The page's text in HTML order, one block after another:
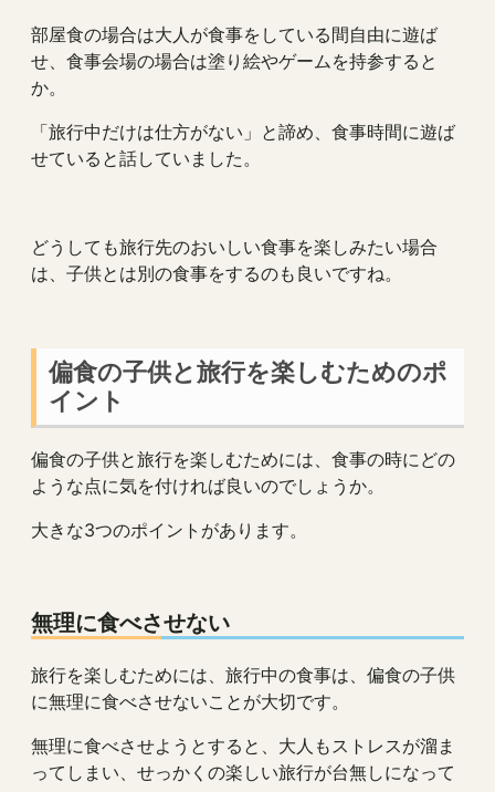
部屋食の場合は大人が食事をしている間自由に遊ば
せ、食事会場の場合は塗り絵やゲームを持参すると
か。
「旅行中だけは仕方がない」と諦め、食事時間に遊ば
せていると話していました。
どうしても旅行先のおいしい食事を楽しみたい場合
は、子供とは別の食事をするのも良いですね。
偏食の子供と旅行を楽しむためのポ
イント
偏食の子供と旅行を楽しむためには、食事の時にどの
ような点に気を付ければ良いのでしょうか。
大きな3つのポイントがあります。
無理に食べさせない
旅行を楽しむためには、旅行中の食事は、偏食の子供
に無理に食べさせないことが大切です。
無理に食べさせようとすると、大人もストレスが溜ま
ってしまい、せっかくの楽しい旅行が台無しになって